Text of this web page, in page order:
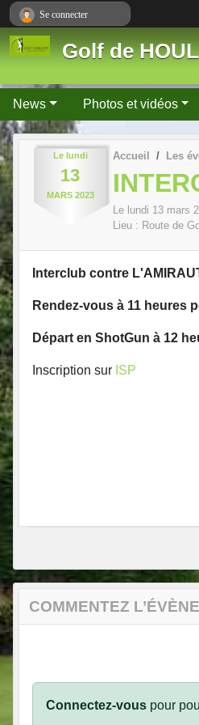
Golf de
News Photos et vidéos
Le lundi
13
MARS 2023
Accueil Les
Le lundi 13 mars
Lieu : Route de
Interclub contre
Rendez-vous à 11 heures
Départ en ShotGun à 12
Inscription sur ISP
COMMENTEZ
Connectez-vous pour
Se connecter
Panneau de gestion des cookies